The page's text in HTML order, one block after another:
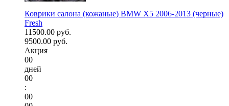
Коврики салона (кожаные) BMW X5 2006-2013 (черные)
Fresh
11500.00 руб.
9500.00 руб.
Акция
00
дней
00
:
00